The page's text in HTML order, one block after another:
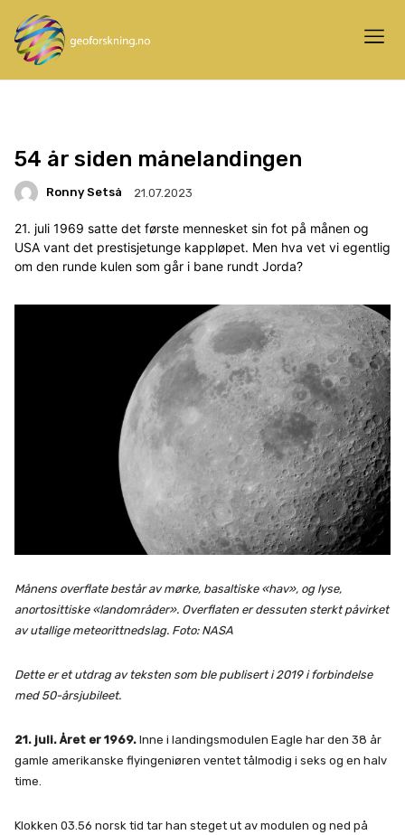
54 år siden månelandingen
Ronny Setså 21.07.2023
21. juli 1969 satte det første mennesket sin fot på månen og
USA vant det prestisjetunge kappløpet. Men hva vet vi egentlig
om den runde kulen som går i bane rundt Jorda?
Månens overflate består av mørke, basaltiske «hav», og lyse,
anortosittiske «landområder». Overflaten er dessuten sterkt påvirket
av utallige meteorittnedslag. Foto: NASA
Dette er et utdrag av teksten som ble publisert i 2019 i forbindelse
med 50-årsjubileet.
21. juli. Året er 1969. Inne i landingsmodulen Eagle har den 38 år
gamle amerikanske flyingeniøren ventet tålmodig i seks og en halv
time.
Klokken 03.56 norsk tid tar han steget ut av modulen og ned på